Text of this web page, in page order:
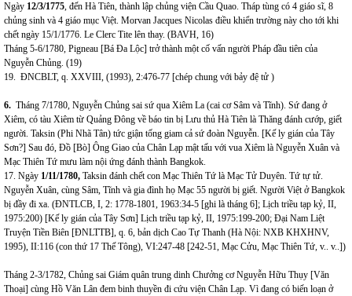
Ngày 12/3/1775, đến Hà Tiên, thành lập chủng viện Cầu Quao. Tháp tùng có 4 giáo sĩ, 8
chủng sinh và 4 giáo mục Việt. Morvan Jacques Nicolas điều khiển trường này cho tới khi
chết ngày 15/1/1776. Le Clerc Tite lên thay. (BAVH, 16)
Tháng 5-6/1780, Pigneau [Bá Đa Lộc] trở thành một cố vấn người Pháp đầu tiên của
Nguyễn Chủng. (19)
19. ĐNCBLT, q. XXVIII, (1993), 2:476-77 [chép chung với bảy đệ tử )
6. Tháng 7/1780, Nguyễn Chủng sai sứ qua Xiêm La (cai cơ Sâm và Tĩnh). Sứ đang ở
Xiêm, có tàu Xiêm từ Quảng Đông về báo tin bị Lưu thủ Hà Tiên là Thăng đánh cướp, giết
người. Taksin (Phi Nhã Tân) tức giận tống giam cả sứ đoàn Nguyễn. [Kế ly gián của Tây
Sơn?] Sau đó, Đồ [Bò] Ông Giao của Chân Lạp mật tấu với vua Xiêm là Nguyễn Xuân và
Mạc Thiên Tứ mưu làm nội ứng đánh thành Bangkok.
17. Ngày 1/11/1780, Taksin đánh chết con Mạc Thiên Tứ là Mạc Tử Duyên. Tứ tự tử.
Nguyễn Xuân, cùng Sâm, Tĩnh và gia đình họ Mạc 55 người bị giết. Người Việt ở Bangkok
bị đầy đi xa. (ĐNTLCB, I, 2: 1778-1801, 1963:34-5 [ghi là tháng 6]; Lịch triều tạp kỷ, II,
1975:200) [Kế ly gián của Tây Sơn] Lịch triều tạp kỷ, II, 1975:199-200; Đại Nam Liệt
Truyện Tiền Biên [ĐNLTTB], q. 6, bản dịch Cao Tự Thanh (Hà Nội: NXB KHXHNV,
1995), II:116 (con thứ 17 Thế Tông), VI:247-48 [242-51, Mạc Cửu, Mạc Thiên Tứ, v.. v..])
Tháng 2-3/1782, Chủng sai Giám quân trung dinh Chưởng cơ Nguyễn Hữu Thụy [Văn
Thoại] cùng Hồ Văn Lân đem binh thuyền đi cứu viện Chân Lạp. Vì đang có biến loạn ở